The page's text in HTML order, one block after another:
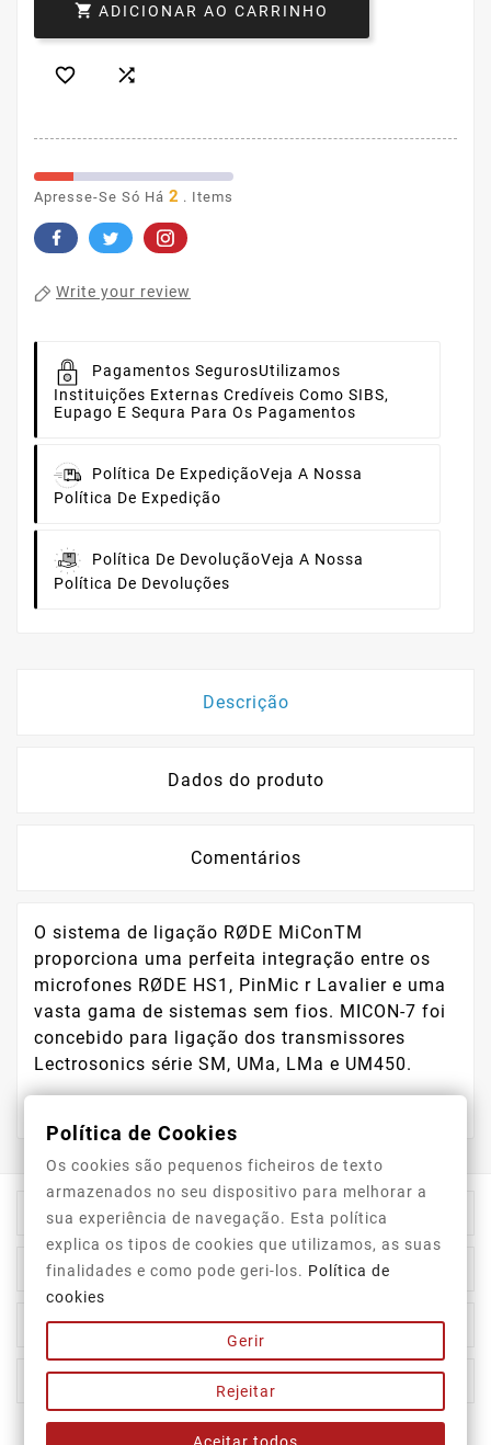
 ADICIONAR AO CARRINHO
 
Apresse-Se Só Há 2 . Items
Write your review
Pagamentos SegurosUtilizamos
Instituições Externas Credíveis Como SIBS,
Eupago E Sequra Para Os Pagamentos
Política De ExpediçãoVeja A Nossa
Política De Expedição
Política De DevoluçãoVeja A Nossa
Política De Devoluções
Descrição
Dados do produto
Comentários
O sistema de ligação RØDE MiConTM
proporciona uma perfeita integração entre os
microfones RØDE HS1, PinMic r Lavalier e uma
vasta gama de sistemas sem fios. MICON-7 foi
concebido para ligação dos transmissores
Lectrosonics série SM, UMa, LMa e UM450.
Informação Da Loja
Top Categorias
A Nossa Empresa 
A Sua Conta 
Política de Cookies
Os cookies são pequenos ficheiros de texto
armazenados no seu dispositivo para melhorar a
sua experiência de navegação. Esta política
explica os tipos de cookies que utilizamos, as suas
finalidades e como pode geri-los. Política de
cookies
Gerir
Rejeitar